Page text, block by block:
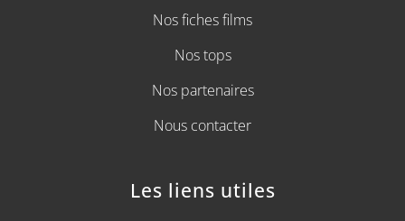
Nos fiches films
Nos tops
Nos partenaires
Nous contacter
Les liens utiles